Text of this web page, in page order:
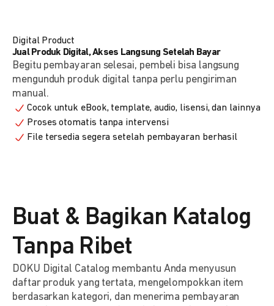
Digital Product
Jual Produk Digital, Akses Langsung Setelah Bayar
Begitu pembayaran selesai, pembeli bisa langsung
mengunduh produk digital tanpa perlu pengiriman
manual.
Cocok untuk eBook, template, audio, lisensi, dan lainnya
Proses otomatis tanpa intervensi
File tersedia segera setelah pembayaran berhasil
Buat & Bagikan Katalog
Tanpa Ribet
DOKU Digital Catalog membantu Anda menyusun
daftar produk yang tertata, mengelompokkan item
berdasarkan kategori, dan menerima pembayaran